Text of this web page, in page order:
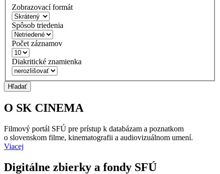
Zobrazovací formát
Spôsob triedenia
Počet záznamov
Diakritické znamienka
Hľadať
O SK CINEMA
Filmový portál SFÚ pre prístup k databázam a poznatkom
o slovenskom filme, kinematografii a audiovizuálnom umení.
Viacej
Digitálne zbierky a fondy SFÚ